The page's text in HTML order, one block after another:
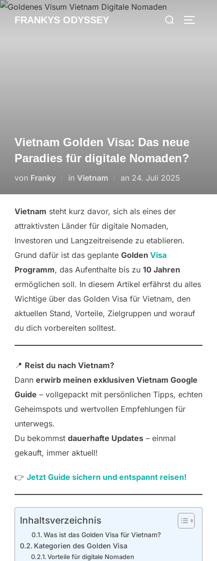
Zum
InhaltFRANKYS ODYSSEY
Suchen
Vietnam Golden Visa: Das neue
Paradies für digitale Nomaden?
von Franky in Vietnam an Veröffentlicht
24. Juli 2025
Vietnam steht kurz davor, sich als eines der
attraktivsten Länder für digitale Nomaden,
Investoren und Langzeitreisende zu etablieren.
Grund dafür ist das geplante Golden Visa
Programm, das Aufenthalte bis zu 10 Jahren
ermöglichen soll. In diesem Artikel erfährst du alles
Wichtige über das Golden Visa für Vietnam, den
aktuellen Stand, Vorteile, Zielgruppen und worauf
du dich vorbereiten solltest.
📍 Reist du nach Vietnam?
Dann erwirb meinen exklusiven Vietnam Google
Guide – vollgepackt mit persönlichen Tipps, echten
Geheimspots und wertvollen Empfehlungen für
unterwegs.
Du bekommst dauerhafte Updates – einmal
gekauft, immer aktuell!
👉 Jetzt Guide sichern und entspannt reisen!
Inhaltsverzeichnis
Was ist das Golden Visa für Vietnam?
Kategorien des Golden Visa
Vorteile für digitale Nomaden